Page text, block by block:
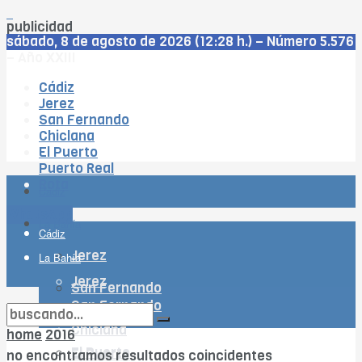
publicidad
sábado, 8 de agosto de 2026 (12:28 h.) – Número 5.576
Cádiz
Jerez
San Fernando
Chiclana
El Puerto
Puerto Real
La Bahía
Jerez
San Fernando
Chiclana
El Puerto
Cádiz
La Bahía
Jerez
San Fernando
Chiclana
El Puerto
no encontramos resultados coincidentes
home 2016